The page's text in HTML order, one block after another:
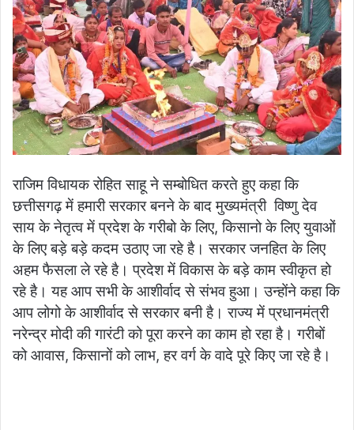
राजिम विधायक रोहित साहू ने सम्बोधित करते हुए कहा कि
छत्तीसगढ़ में हमारी सरकार बनने के बाद मुख्यमंत्री विष्णु देव
साय के नेतृत्व में प्रदेश के गरीबो के लिए, किसानो के लिए युवाओं
के लिए बड़े बड़े कदम उठाए जा रहे है। सरकार जनहित के लिए
अहम फैसला ले रहे है। प्रदेश में विकास के बड़े काम स्वीकृत हो
रहे है। यह आप सभी के आशीर्वाद से संभव हुआ। उन्होंने कहा कि
आप लोगो के आशीर्वाद से सरकार बनी है। राज्य में प्रधानमंत्री
नरेन्द्र मोदी की गारंटी को पूरा करने का काम हो रहा है। गरीबों
को आवास, किसानों को लाभ, हर वर्ग के वादे पूरे किए जा रहे है।